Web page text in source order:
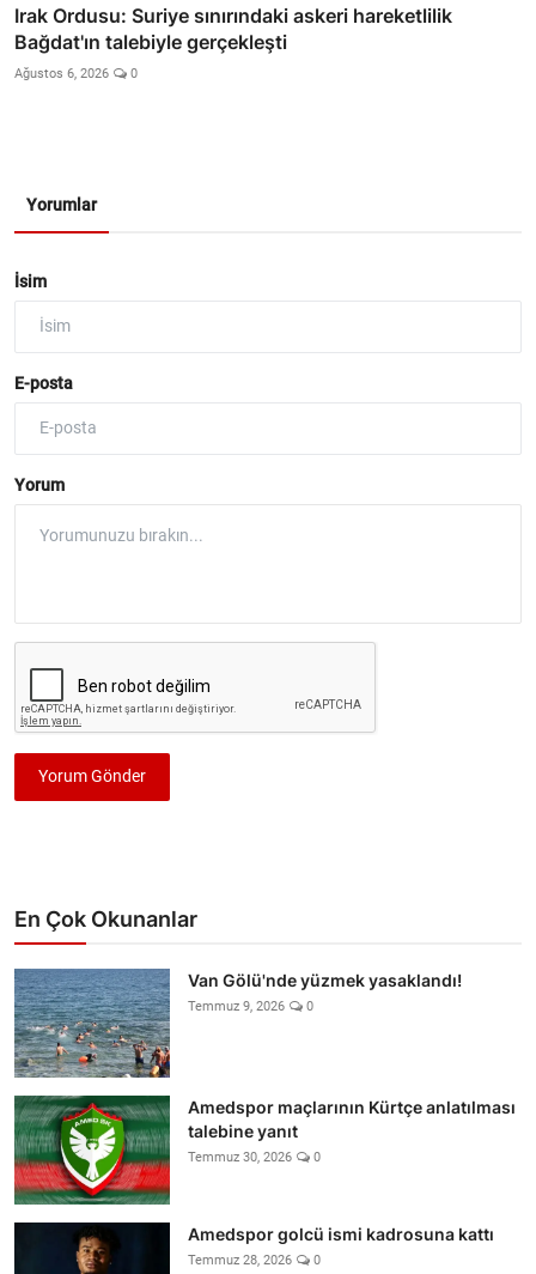
Irak Ordusu: Suriye sınırındaki askeri hareketlilik
Bağdat'ın talebiyle gerçekleşti
Ağustos 6, 2026 0
Yorumlar
İsim
E-posta
Yorum
Yorum Gönder
En Çok Okunanlar
Van Gölü'nde yüzmek yasaklandı!
Temmuz 9, 2026 0
Amedspor maçlarının Kürtçe anlatılması
talebine yanıt
Temmuz 30, 2026 0
Amedspor golcü ismi kadrosuna kattı
Temmuz 28, 2026 0